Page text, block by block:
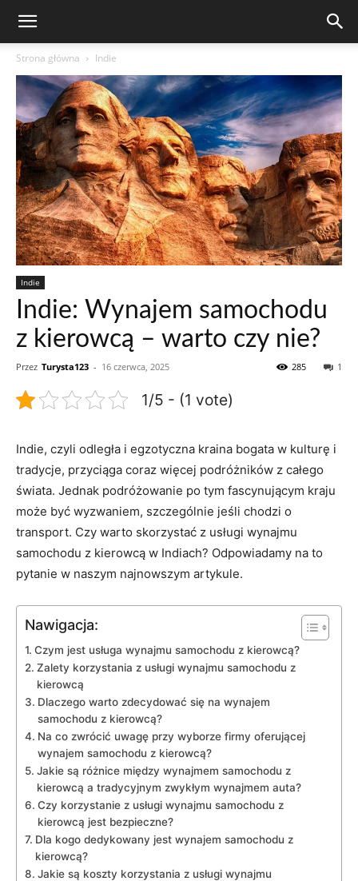
Strona główna Indie
Indie
Indie: Wynajem samochodu
z kierowcą – warto czy nie?
Przez Turysta123 - 16 czerwca, 2025 1
285
1/5 - (1 vote)
Indie, czyli odległa i egzotyczna⁤ kraina ⁤bogata w kulturę i
⁣tradycje, przyciąga coraz więcej podróżników z całego
świata. Jednak ‌podróżowanie po tym fascynującym kraju
może być ⁣wyzwaniem,‌ szczególnie jeśli chodzi o
transport.⁤ Czy​ warto ⁢skorzystać z usługi wynajmu​
samochodu z kierowcą w Indiach? ⁤Odpowiadamy na to‍
pytanie w naszym najnowszym⁣ artykule.
Nawigacja:
Czym jest usługa wynajmu⁢ samochodu z ​kierowcą?
Zalety⁢ korzystania z usługi⁣ wynajmu samochodu z
kierowcą
Dlaczego warto zdecydować ​się na ‍wynajem
samochodu z kierowcą?
Na co zwrócić ⁤uwagę przy wyborze firmy oferującej
wynajem samochodu z​ kierowcą?
Jakie są różnice między wynajmem samochodu z
kierowcą a tradycyjnym zwykłym wynajmem auta?
Czy ⁢korzystanie z usługi wynajmu samochodu z
kierowcą​ jest bezpieczne?
Dla‌ kogo dedykowany jest wynajem samochodu⁤ z
kierowcą?
Jakie są koszty korzystania z usługi⁤ wynajmu